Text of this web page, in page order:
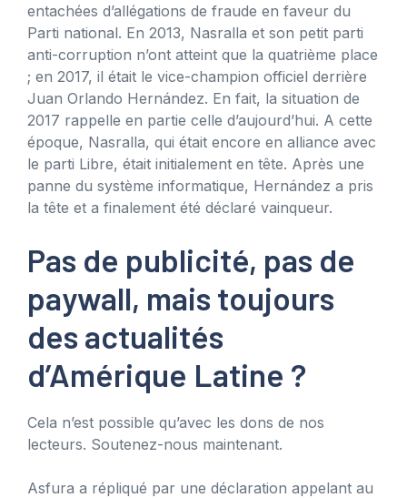
entachées d’allégations de fraude en faveur du
Parti national. En 2013, Nasralla et son petit parti
anti-corruption n’ont atteint que la quatrième place
; en 2017, il était le vice-champion officiel derrière
Juan Orlando Hernández. En fait, la situation de
2017 rappelle en partie celle d’aujourd’hui. A cette
époque, Nasralla, qui était encore en alliance avec
le parti Libre, était initialement en tête. Après une
panne du système informatique, Hernández a pris
la tête et a finalement été déclaré vainqueur.
Pas de publicité, pas de
paywall, mais toujours
des actualités
d’Amérique Latine ?
Cela n’est possible qu’avec les dons de nos
lecteurs. Soutenez-nous maintenant.
Asfura a répliqué par une déclaration appelant au